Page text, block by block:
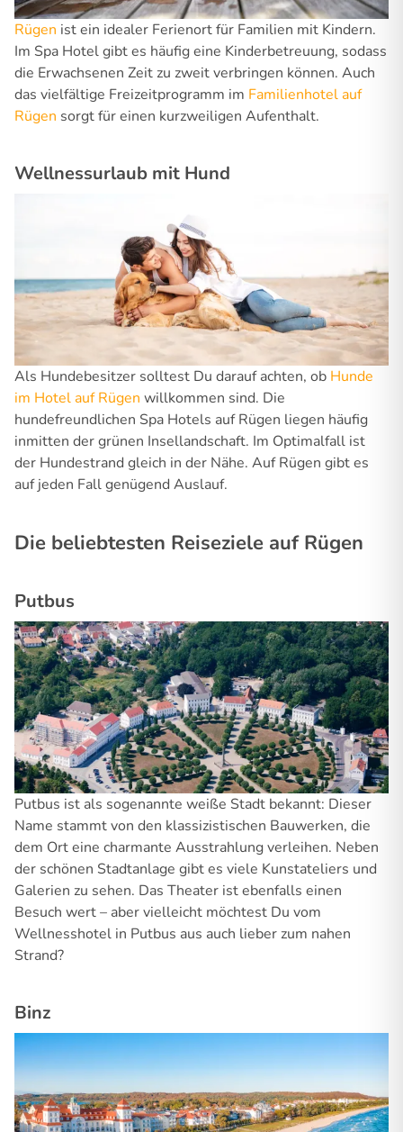
Rügen ist ein idealer Ferienort für Familien mit Kindern.
Im Spa Hotel gibt es häufig eine Kinderbetreuung, sodass
die Erwachsenen Zeit zu zweit verbringen können. Auch
das vielfältige Freizeitprogramm im Familienhotel auf
Rügen sorgt für einen kurzweiligen Aufenthalt.
Wellnessurlaub mit Hund
Als Hundebesitzer solltest Du darauf achten, ob Hunde
im Hotel auf Rügen willkommen sind. Die
hundefreundlichen Spa Hotels auf Rügen liegen häufig
inmitten der grünen Insellandschaft. Im Optimalfall ist
der Hundestrand gleich in der Nähe. Auf Rügen gibt es
auf jeden Fall genügend Auslauf.
Die beliebtesten Reiseziele auf Rügen
Putbus
Putbus ist als sogenannte weiße Stadt bekannt: Dieser
Name stammt von den klassizistischen Bauwerken, die
dem Ort eine charmante Ausstrahlung verleihen. Neben
der schönen Stadtanlage gibt es viele Kunstateliers und
Galerien zu sehen. Das Theater ist ebenfalls einen
Besuch wert – aber vielleicht möchtest Du vom
Wellnesshotel in Putbus aus auch lieber zum nahen
Strand?
Binz